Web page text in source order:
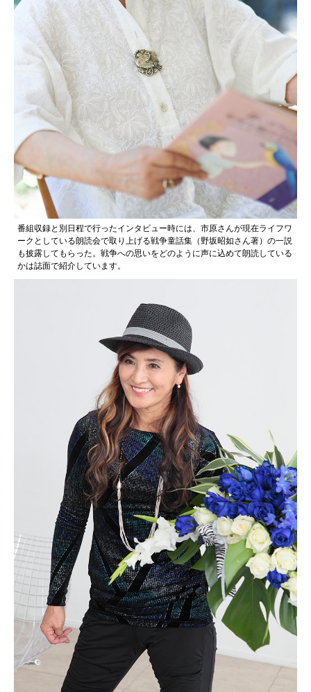
番組収録と別日程で行ったインタビュー時には、市原さんが現在ライフワ
ークとしている朗読会で取り上げる戦争童話集（野坂昭如さん著）の一説
も披露してもらった。戦争への思いをどのように声に込めて朗読している
かは誌面で紹介しています。